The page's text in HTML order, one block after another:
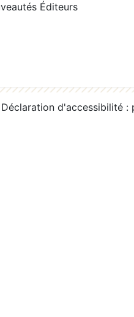
Éditeurs
Déclaration d'accessibilité